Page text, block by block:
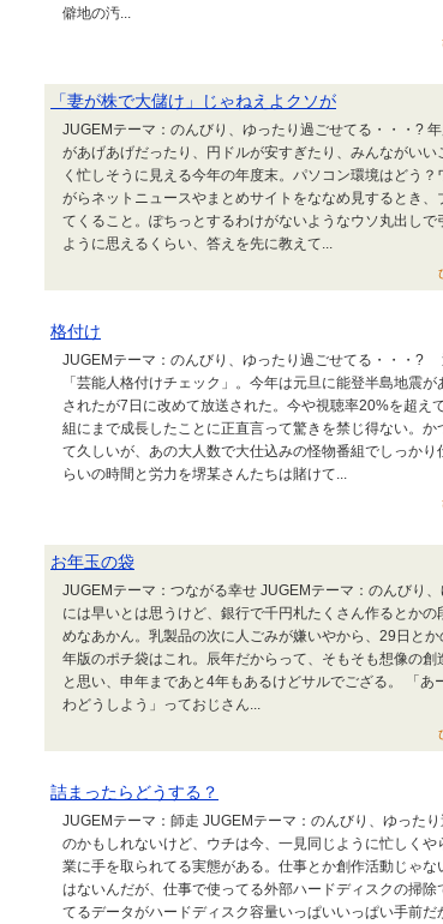
僻地の汚...
「妻が株で大儲け」じゃねえよクソが
JUGEMテーマ：のんびり、ゆったり過ごせてる・・・?
があげあげだったり、円ドルが安すぎたり、みんながい
く忙しそうに見える今年の年度末。パソコン環境はどう
がらネットニュースやまとめサイトをななめ見するとき
てくること。ぽちっとするわけがないようなウソ丸出し
ように思えるくらい、答えを先に教えて...
格付け
JUGEMテーマ：のんびり、ゆったり過ごせてる・・・?
「芸能人格付けチェック」。今年は元旦に能登半島地震
されたが7日に改めて放送された。今や視聴率20%を超え
組にまで成長したことに正直言って驚きを禁じ得ない。
て久しいが、あの大人数で大仕込みの怪物番組でしっか
らいの時間と労力を堺某さんたちは賭けて...
お年玉の袋
JUGEMテーマ：つながる幸せ JUGEMテーマ：のんびり
には早いとは思うけど、銀行で千円札たくさん作るとか
めなあかん。乳製品の次に人ごみが嫌いやから、29日と
年版のポチ袋はこれ。辰年だからって、そもそも想像の
と思い、申年まであと4年もあるけどサルでござる。 「あ
わどうしよう」っておじさん...
詰まったらどうする？
JUGEMテーマ：師走 JUGEMテーマ：のんびり、ゆった
のかもしれないけど、ウチは今、一見同じように忙しく
業に手を取られてる実態がある。仕事とか創作活動じゃ
はないんだが、仕事で使ってる外部ハードディスクの掃
てるデータがハードディスク容量いっぱいいっぱい手前